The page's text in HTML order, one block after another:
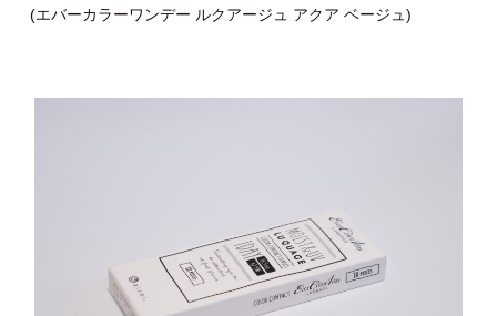
(エバーカラーワンデー ルクアージュ アクア ベージュ)